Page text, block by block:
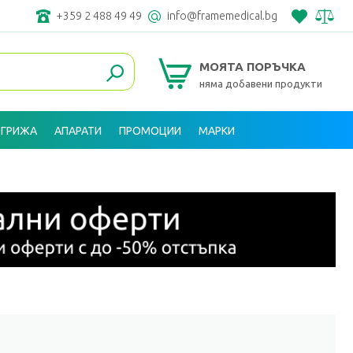
+359 2 488 49 49 info@framemedical.bg
МОЯТА ПОРЪЧКА
няма добавени продукти
АПАРАТИ ПРОМОЦИИ МАРКИ